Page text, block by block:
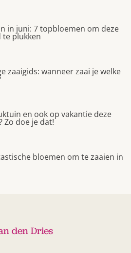
in juni: 7 topbloemen om deze
te plukken
zaaigids: wanneer zaai je welke
en ook op vakantie deze
Zo doe je dat!
bloemen om te zaaien in
den Dries